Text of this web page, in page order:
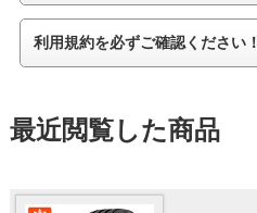
利用規約を必ずご確認ください！
最近閲覧した商品